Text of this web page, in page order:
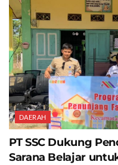
DAERAH
PT SSC Dukung
Sarana Belajar